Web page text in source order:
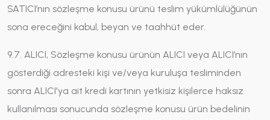
SATICI’nın sözleşme konusu ürünü teslim yükümlülüğünün
sona ereceğini kabul, beyan ve taahhüt eder.
9.7. ALICI, Sözleşme konusu ürünün ALICI veya ALICI’nın
gösterdiği adresteki kişi ve/veya kuruluşa tesliminden
sonra ALICI'ya ait kredi kartının yetkisiz kişilerce haksız
kullanılması sonucunda sözleşme konusu ürün bedelinin